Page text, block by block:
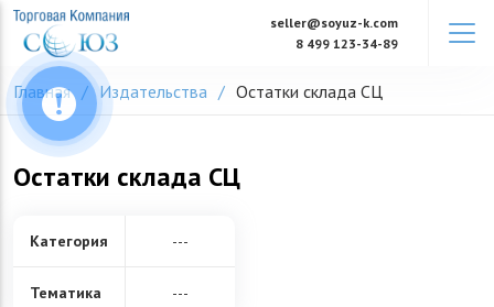
Skip
content
seller@soyuz-k.com
8 499 123-34-89
Главная Издательства Остатки склада СЦ
Остатки склада СЦ
Категория ---
Тематика ---